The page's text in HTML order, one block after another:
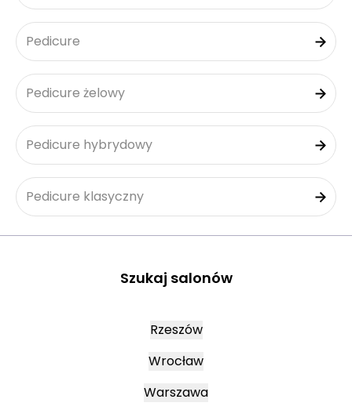
Pedicure
Pedicure żelowy
Pedicure hybrydowy
Pedicure klasyczny
Szukaj salonów
Rzeszów
Wrocław
Warszawa